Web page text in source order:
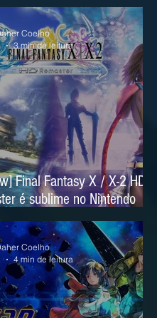
Final Fantasy X / X-2 HD
é sublime no Nintendo
2
Coelho
3 min de leitura
Coelho
4 min de leitura